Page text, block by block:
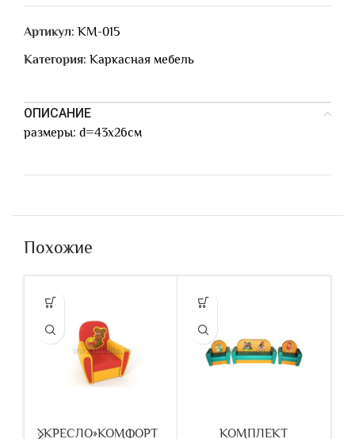
Артикул: КМ-015
Категория: Каркасная мебель
ОПИСАНИЕ
размеры: d=43х26см
Похожие
КРЕСЛО»КОМФОРТ КОМПЛЕКТ